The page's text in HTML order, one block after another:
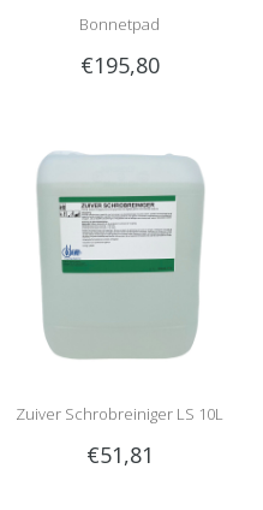
Bonnetpad
€195,80
Zuiver Schrobreiniger LS 10L
€51,81